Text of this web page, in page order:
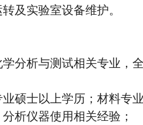
及实验室设备维护。
分析与测试相关专业，
硕士以上学历；材料专
析仪器使用相关经验；